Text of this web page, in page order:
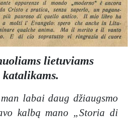
lietuviams
katalikams.
labai daug džiaugsmo
kalbą mano „Storia di